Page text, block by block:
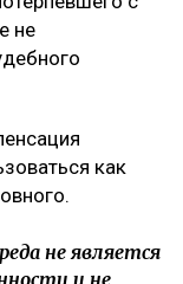
без
для
В
суммы
полномочиям
и
инстанция